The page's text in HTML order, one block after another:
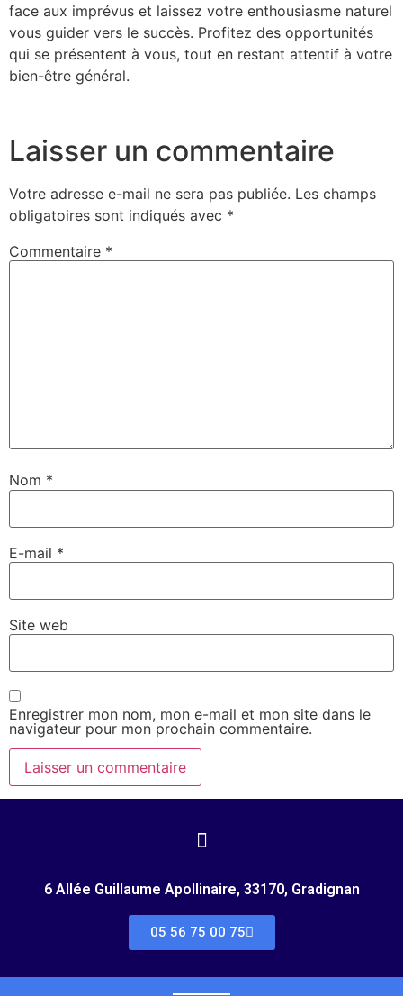
face aux imprévus et laissez votre enthousiasme naturel
vous guider vers le succès. Profitez des opportunités
qui se présentent à vous, tout en restant attentif à votre
bien-être général.
Laisser un commentaire
Votre adresse e-mail ne sera pas publiée. Les champs
obligatoires sont indiqués avec *
Commentaire *
Nom *
E-mail *
Site web
Enregistrer mon nom, mon e-mail et mon site dans le
navigateur pour mon prochain commentaire.
6 Allée Guillaume Apollinaire, 33170, Gradignan
05 56 75 00 75